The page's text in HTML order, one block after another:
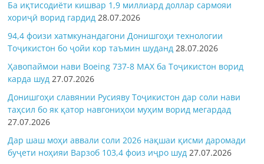
Ба иқтисодиёти кишвар 1,9 миллиард доллар сармояи
хориҷӣ ворид гардид 28.07.2026
94,4 фоизи хатмкунандагони Донишгоҳи технологии
Тоҷикистон бо ҷойи кор таъмин шуданд 28.07.2026
Ҳавопаймои нави Boeing 737-8 MAX ба Тоҷикистон ворид
карда шуд 27.07.2026
Донишгоҳи славянии Русияву Тоҷикистон дар соли нави
таҳсил бо як қатор навгониҳои муҳим ворид мегардад
27.07.2026
Дар шаш моҳи аввали соли 2026 нақшаи қисми даромади
буҷети ноҳияи Варзоб 103,4 фоиз иҷро шуд 27.07.2026